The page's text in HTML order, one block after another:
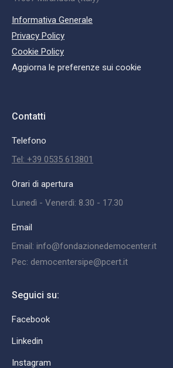
Informativa Generale
Privacy Policy
Cookie Policy
Aggiorna le preferenze sui cookie
Contatti
Telefono
Tel: +39 0535 613801
Orari di apertura
Lunedì - Venerdì: 8.30 - 17.30
Email
Email: info@fondazionedemocenter.it
Pec: democentersipe@pcert.it
Seguici su:
Facebook
Linkedin
Instagram